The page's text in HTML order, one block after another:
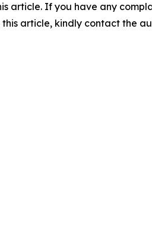
article. If you have any
article, kindly contact the